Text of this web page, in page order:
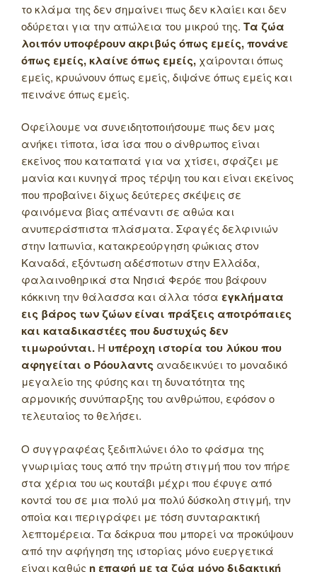
το κλάμα της δεν σημαίνει πως δεν κλαίει και δεν
οδύρεται για την απώλεια του μικρού της. Τα ζώα
λοιπόν υποφέρουν ακριβώς όπως εμείς, πονάνε
όπως εμείς, κλαίνε όπως εμείς, χαίρονται όπως
εμείς, κρυώνουν όπως εμείς, διψάνε όπως εμείς και
πεινάνε όπως εμείς.
Οφείλουμε να συνειδητοποιήσουμε πως δεν μας
ανήκει τίποτα, ίσα ίσα που ο άνθρωπος είναι
εκείνος που καταπατά για να χτίσει, σφάζει με
μανία και κυνηγά προς τέρψη του και είναι εκείνος
που προβαίνει δίχως δεύτερες σκέψεις σε
φαινόμενα βίας απέναντι σε αθώα και
ανυπεράσπιστα πλάσματα. Σφαγές δελφινιών
στην Ιαπωνία, κατακρεούργηση φώκιας στον
Καναδά, εξόντωση αδέσποτων στην Ελλάδα,
φαλαινοθηρικά στα Νησιά Φερόε που βάφουν
κόκκινη την θάλασσα και άλλα τόσα εγκλήματα
εις βάρος των ζώων είναι πράξεις αποτρόπαιες
και καταδικαστέες που δυστυχώς δεν
τιμωρούνται. Η υπέροχη ιστορία του λύκου που
αφηγείται ο Ρόουλαντς αναδεικνύει το μοναδικό
μεγαλείο της φύσης και τη δυνατότητα της
αρμονικής συνύπαρξης του ανθρώπου, εφόσον ο
τελευταίος το θελήσει.
Ο συγγραφέας ξεδιπλώνει όλο το φάσμα της
γνωριμίας τους από την πρώτη στιγμή που τον πήρε
στα χέρια του ως κουτάβι μέχρι που έφυγε από
κοντά του σε μια πολύ μα πολύ δύσκολη στιγμή, την
οποία και περιγράφει με τόση συνταρακτική
λεπτομέρεια. Τα δάκρυα που μπορεί να προκύψουν
από την αφήγηση της ιστορίας μόνο ευεργετικά
είναι καθώς η επαφή με τα ζώα μόνο διδακτική